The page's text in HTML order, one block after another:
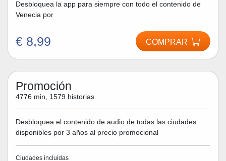
Desbloquea la app para siempre con todo el contenido de
Venecia por
€ 8,99 COMPRAR
Promoción
4776 min, 1579 historias
Desbloquea el contenido de audio de todas las ciudades
disponibles por 3 años al precio promocional
Ciudades incluidas